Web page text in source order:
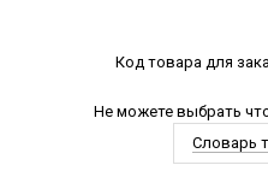
Код товара для
Не можете выбрать
Словарь